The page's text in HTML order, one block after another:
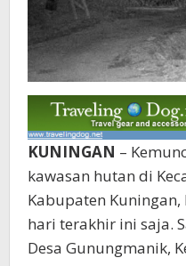
KUNINGAN –
kawasan hutan di
Kabupaten
hari terakhir ini saja.
Desa Gunungmanik,